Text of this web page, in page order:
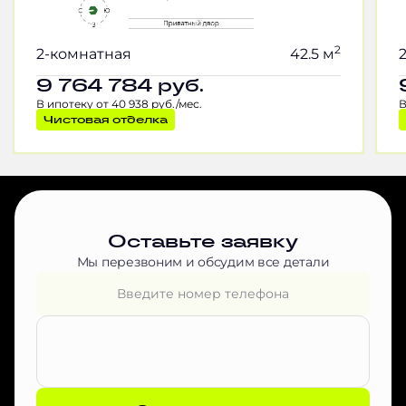
2-комнатная 42.5 м2
9 764 784 руб.
В ипотеку от 40 938 руб./мес.
Чистовая отделка
Оставьте заявку
Мы перезвоним и обсудим все детали